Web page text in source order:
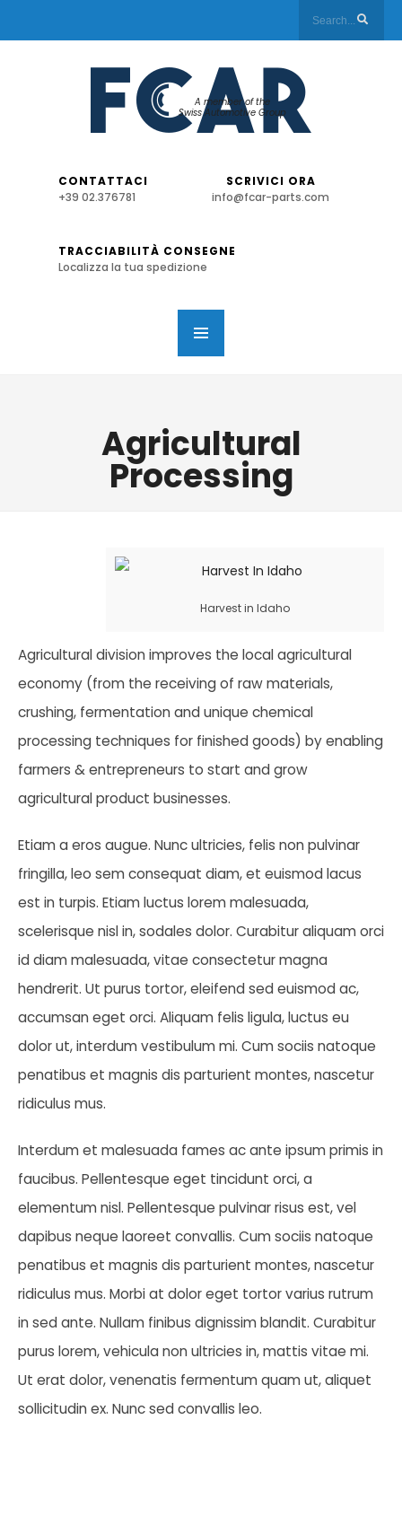
A member of the
Swiss Automotive Group
CONTATTACI
+39 02.376781
SCRIVICI ORA
info@fcar-parts.com
TRACCIABILITÀ CONSEGNE
Localizza la tua spedizione
Agricultural
Processing
Harvest in Idaho
Agricultural divisionimproves the local agricultural
economy (from the receiving of raw materials,
crushing, fermentation and unique chemical
processing techniques for finished goods) by enabling
farmers & entrepreneurs to start and grow
agricultural product businesses.
Etiam a eros augue. Nunc ultricies, felis non pulvinar
fringilla, leo sem consequat diam, et euismod lacus
est in turpis. Etiam luctus lorem malesuada,
scelerisque nisl in, sodales dolor. Curabitur aliquam orci
id diam malesuada, vitae consectetur magna
hendrerit. Ut purus tortor, eleifend sed euismod ac,
accumsan eget orci. Aliquam felis ligula, luctus eu
dolor ut, interdum vestibulum mi. Cum sociis natoque
penatibus et magnis dis parturient montes, nascetur
ridiculus mus.
Interdum et malesuada fames ac ante ipsum primis in
faucibus. Pellentesque eget tincidunt orci, a
elementum nisl. Pellentesque pulvinar risus est, vel
dapibus neque laoreet convallis. Cum sociis natoque
penatibus et magnis dis parturient montes, nascetur
ridiculus mus. Morbi at dolor eget tortor varius rutrum
in sed ante. Nullam finibus dignissim blandit. Curabitur
purus lorem, vehicula non ultricies in, mattis vitae mi.
Ut erat dolor, venenatis fermentum quam ut, aliquet
sollicitudin ex. Nunc sed convallis leo.